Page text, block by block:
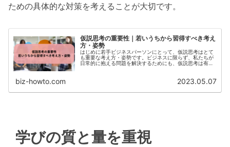
ための具体的な対策を考えることが大切です。
仮説思考の重要性｜若いうちから習得すべき考え
方・姿勢
はじめに若手ビジネスパーソンにとって、仮説思考はとて
も重要な考え方・姿勢です。ビジネスに限らず、私たちが
日常的に抱える問題を解決するためにも、仮説思考は有用
biz-howto.com 2023.05.07
学びの質と量を重視